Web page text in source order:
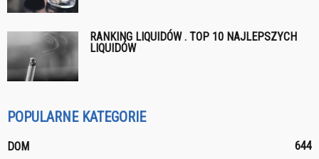
RANKING LIQUIDÓW . TOP 10 NAJLEPSZYCH
LIQUIDÓW
POPULARNE KATEGORIE
DOM
644